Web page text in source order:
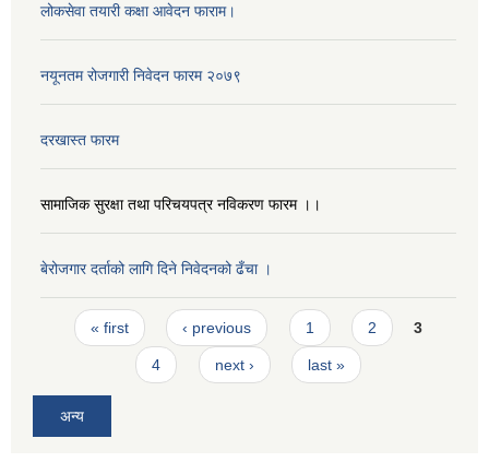
लोकसेवा तयारी कक्षा आवेदन फाराम।
नयूनतम रोजगारी निवेदन फारम २०७९
दरखास्त फारम
सामाजिक सुरक्षा तथा परिचयपत्र नविकरण फारम ।।
बेरोजगार दर्ताको लागि दिने निवेदनको ढँचा ।
Pages
« first ‹ previous 1 2 3
4 next › last »
अन्य